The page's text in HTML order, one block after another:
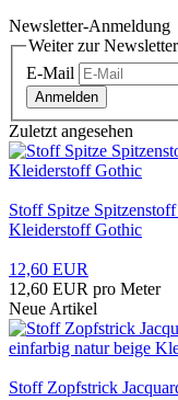
Newsletter-Anmeldung
Weiter zur
E-Mail
Anmelden
Zuletzt angesehen
Stoff Spitze
Kleiderstoff Gothic
12,60 EUR
12,60 EUR pro Meter
Neue Artikel
Stoff Zopfstrick